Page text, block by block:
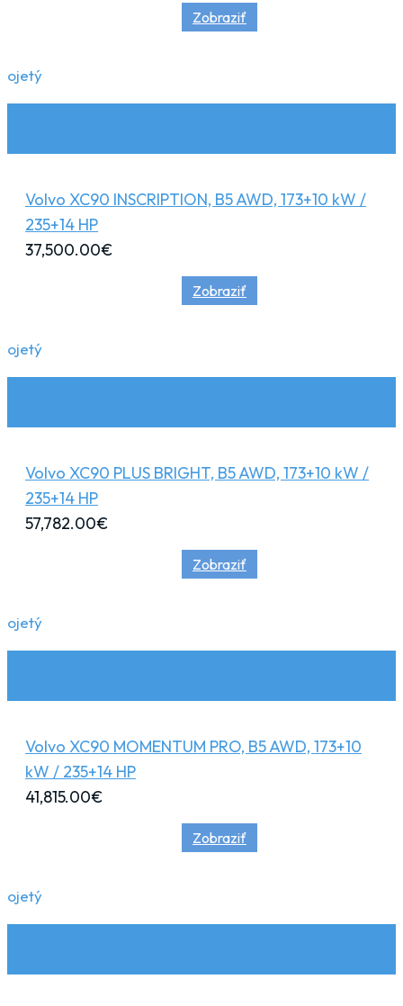
Zobraziť
ojetý
Volvo XC90 INSCRIPTION, B5 AWD, 173+10 kW /
235+14 HP
37,500.00€
Zobraziť
ojetý
Volvo XC90 PLUS BRIGHT, B5 AWD, 173+10 kW /
235+14 HP
57,782.00€
Zobraziť
ojetý
Volvo XC90 MOMENTUM PRO, B5 AWD, 173+10
kW / 235+14 HP
41,815.00€
Zobraziť
ojetý